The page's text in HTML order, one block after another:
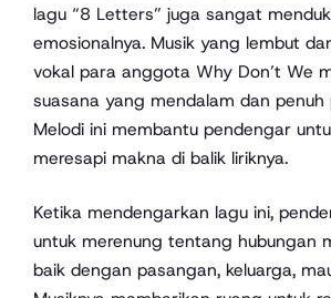
lagu “8 Letters” juga sangat
emosionalnya. Musik yang lembut
vokal para anggota Why Don’t We
suasana yang mendalam dan penuh
Melodi ini membantu pendengar
meresapi makna di balik liriknya.
Ketika mendengarkan lagu ini,
untuk merenung tentang hubungan
baik dengan pasangan, keluarga,